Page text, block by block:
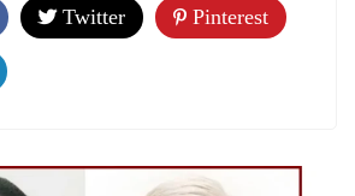
Twitter Pinterest